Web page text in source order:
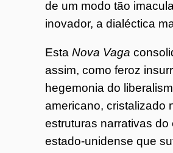
de um modo tão
inovador, a dialéctica
Esta Nova Vaga
assim, como feroz
hegemonia do
americano, cristalizado
estruturas narrativas do
estado-unidense que